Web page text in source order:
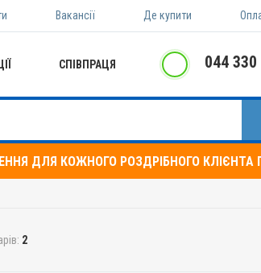
Вакансії Де купити
СПІВПРАЦЯ 044
ДЛЯ КОЖНОГО РОЗДРІБНОГО КЛІЄНТА
2